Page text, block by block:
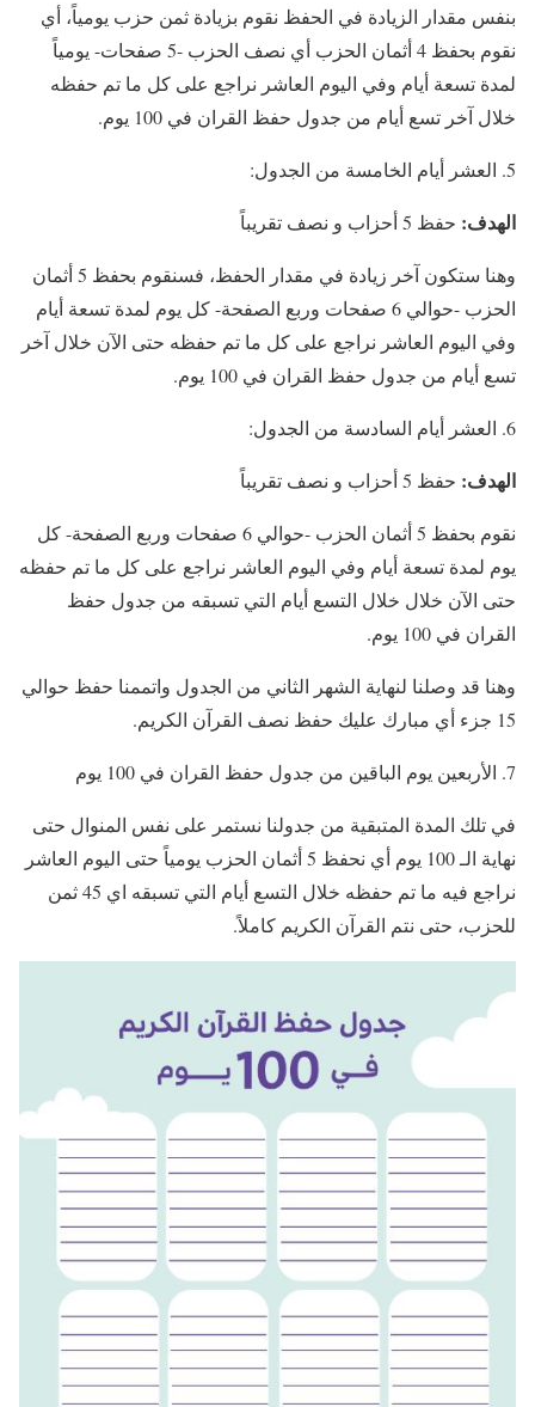
بنفس مقدار الزيادة في الحفظ نقوم بزيادة ثمن حزب يومياً، أي
نقوم بحفظ 4 أثمان الحزب أي نصف الحزب -5 صفحات- يومياً
لمدة تسعة أيام وفي اليوم العاشر نراجع على كل ما تم حفظه
خلال آخر تسع أيام من جدول حفظ القران في 100 يوم.
العشر أيام الخامسة من الجدول:
الهدف: حفظ 5 أحزاب و نصف تقريباً
وهنا ستكون آخر زيادة في مقدار الحفظ، فسنقوم بحفظ 5 أثمان
الحزب -حوالي 6 صفحات وربع الصفحة- كل يوم لمدة تسعة أيام
وفي اليوم العاشر نراجع على كل ما تم حفظه حتى الآن خلال آخر
تسع أيام من جدول حفظ القران في 100 يوم.
العشر أيام السادسة من الجدول:
الهدف: حفظ 5 أحزاب و نصف تقريباً
نقوم بحفظ 5 أثمان الحزب -حوالي 6 صفحات وربع الصفحة- كل
يوم لمدة تسعة أيام وفي اليوم العاشر نراجع على كل ما تم حفظه
حتى الآن خلال خلال التسع أيام التي تسبقه من جدول حفظ
القران في 100 يوم.
وهنا قد وصلنا لنهاية الشهر الثاني من الجدول واتممنا حفظ حوالي
15 جزء أي مبارك عليك حفظ نصف القرآن الكريم.
الأربعين يوم الباقين من جدول حفظ القران في 100 يوم
في تلك المدة المتبقية من جدولنا نستمر على نفس المنوال حتى
نهاية الـ 100 يوم أي نحفظ 5 أثمان الحزب يومياً حتى اليوم العاشر
نراجع فيه ما تم حفظه خلال التسع أيام التي تسبقه اي 45 ثمن
للحزب، حتى نتم القرآن الكريم كاملاً.